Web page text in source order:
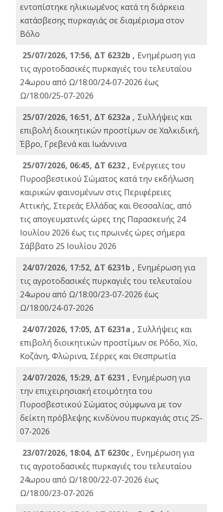
εντοπίστηκε ηλικιωμένος κατά τη διάρκεια
κατάσβεσης πυρκαγιάς σε διαμέρισμα στον
Βόλο
25/07/2026, 17:56, ΔΤ 6232b , Ενημέρωση για
τις αγροτοδασικές πυρκαγιές του τελευταίου
24ωρου από Ω/18:00/24-07-2026 έως
Ω/18:00/25-07-2026
25/07/2026, 16:51, ΔΤ 6232a , Συλλήψεις και
επιβολή διοικητικών προστίμων σε Χαλκιδική,
Έβρο, Γρεβενά και Ιωάννινα
25/07/2026, 06:45, ΔΤ 6232 , Ενέργειες του
Πυροσβεστικού Σώματος κατά την εκδήλωση
καιρικών φαινομένων στις Περιφέρειες
Αττικής, Στερεάς Ελλάδας και Θεσσαλίας, από
τις απογευματινές ώρες της Παρασκευής 24
Ιουλίου 2026 έως τις πρωινές ώρες σήμερα
Σάββατο 25 Ιουλίου 2026
24/07/2026, 17:52, ΔΤ 6231b , Ενημέρωση για
τις αγροτοδασικές πυρκαγιές του τελευταίου
24ωρου από Ω/18:00/23-07-2026 έως
Ω/18:00/24-07-2026
24/07/2026, 17:05, ΔΤ 6231a , Συλλήψεις και
επιβολή διοικητικών προστίμων σε Ρόδο, Χίο,
Κοζάνη, Φλώρινα, Σέρρες και Θεσπρωτία
24/07/2026, 15:29, ΔΤ 6231 , Ενημέρωση για
την επιχειρησιακή ετοιμότητα του
Πυροσβεστικού Σώματος σύμφωνα με τον
δείκτη πρόβλεψης κινδύνου πυρκαγιάς στις 25-
07-2026
23/07/2026, 18:04, ΔΤ 6230c , Ενημέρωση για
τις αγροτοδασικές πυρκαγιές του τελευταίου
24ωρου από Ω/18:00/22-07-2026 έως
Ω/18:00/23-07-2026